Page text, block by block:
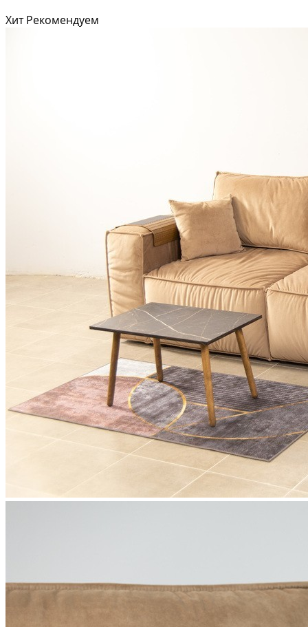
Хит Рекомендуем